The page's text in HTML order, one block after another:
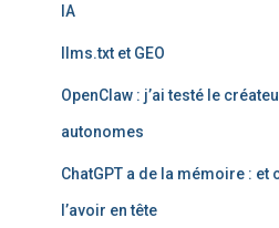
IA
llms.txt et GEO
OpenClaw : j’ai testé le
autonomes
ChatGPT a de la mémoire : et
l’avoir en tête